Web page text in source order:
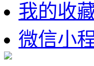
我的收
微信小